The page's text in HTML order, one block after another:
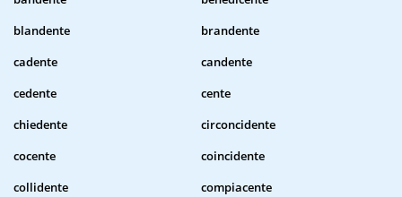
blandente
brandente
cadente
candente
cedente
cente
chiedente
circoncidente
cocente
coincidente
collidente
compiacente